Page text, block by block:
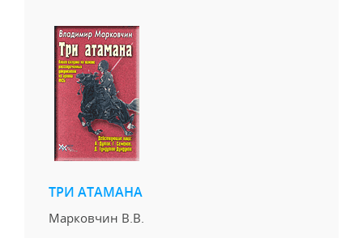
ТРИ АТАМАНА
Марковчин В.В.